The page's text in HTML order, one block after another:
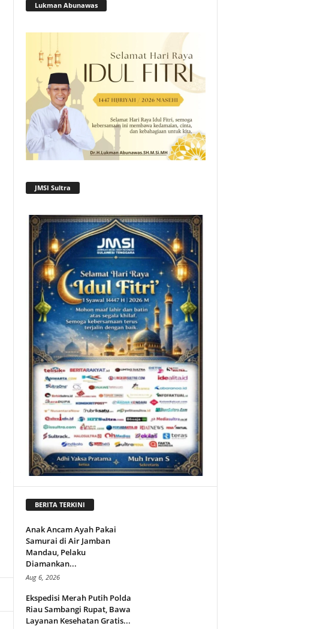
Lukman Abunawas
JMSI Sultra
BERITA TERKINI
Anak Ancam Ayah Pakai
Samurai di Air Jamban
Mandau, Pelaku
Diamankan...
Aug 6, 2026
Ekspedisi Merah Putih Polda
Riau Sambangi Rupat, Bawa
Layanan Kesehatan Gratis...